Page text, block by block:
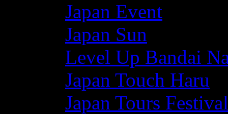
Japan Event
Japan Sun
Level Up Bandai
Japan Touch Haru
Japan Tours Festival